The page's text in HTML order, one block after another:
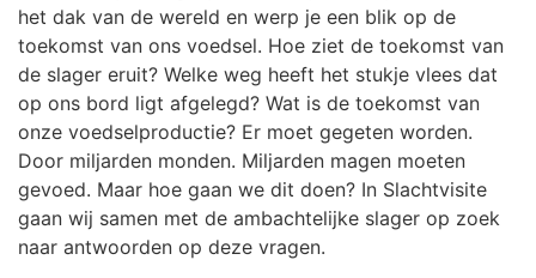
het dak van de wereld en werp je een blik op de
toekomst van ons voedsel. Hoe ziet de toekomst van
de slager eruit? Welke weg heeft het stukje vlees dat
op ons bord ligt afgelegd? Wat is de toekomst van
onze voedselproductie? Er moet gegeten worden.
Door miljarden monden. Miljarden magen moeten
gevoed. Maar hoe gaan we dit doen? In Slachtvisite
gaan wij samen met de ambachtelijke slager op zoek
naar antwoorden op deze vragen.